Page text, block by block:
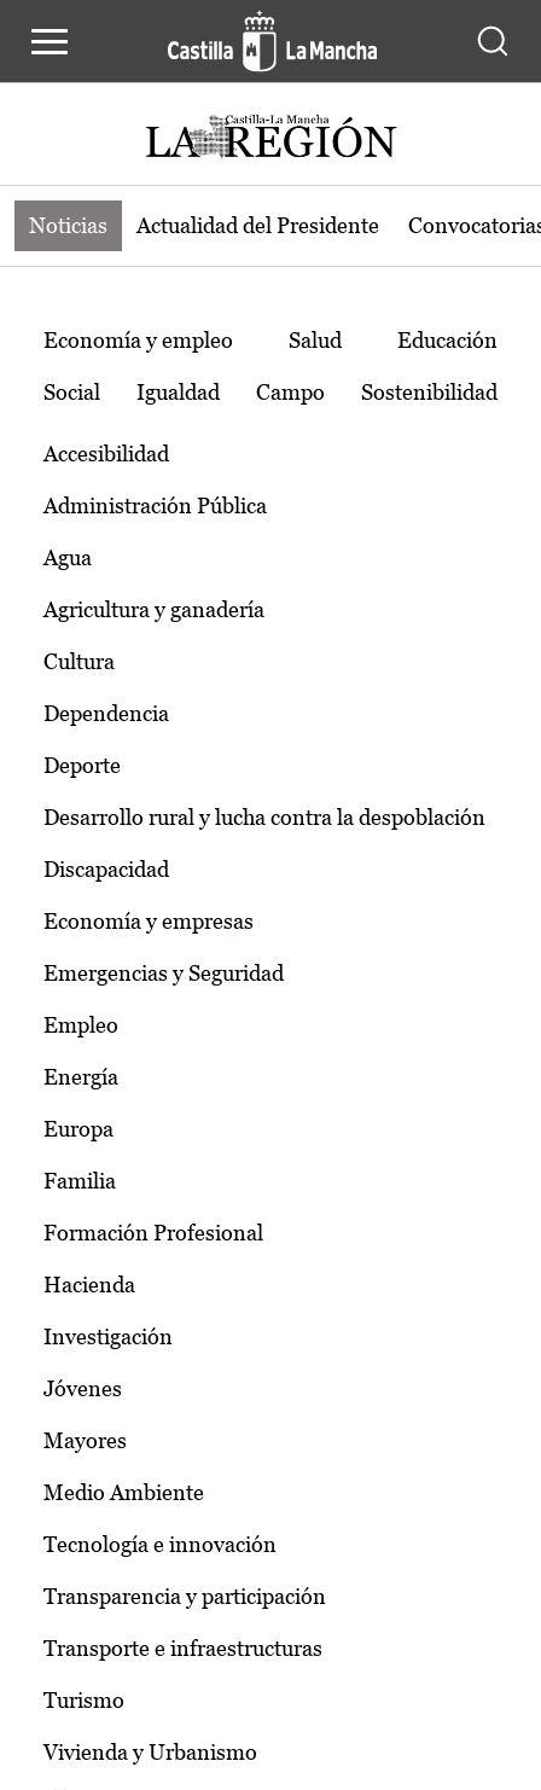
Noticias de la región de Castilla-La
Noticias Actualidad del Presidente
Temas
Economía y empleo Salud Educación
Social Igualdad Campo Sostenibilidad
Accesibilidad
Administración Pública
Agua
Agricultura y ganadería
Cultura
Dependencia
Deporte
Desarrollo rural y lucha contra la despoblación
Discapacidad
Economía y empresas
Emergencias y Seguridad
Empleo
Energía
Europa
Familia
Formación Profesional
Hacienda
Investigación
Jóvenes
Mayores
Medio Ambiente
Tecnología e innovación
Transparencia y participación
Transporte e infraestructuras
Turismo
Vivienda y Urbanismo